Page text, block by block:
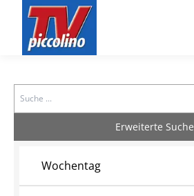
Search
Erweiterte Suche
Wochentag